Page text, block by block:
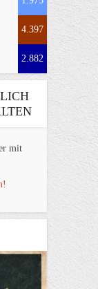
4.397
2.882
mit